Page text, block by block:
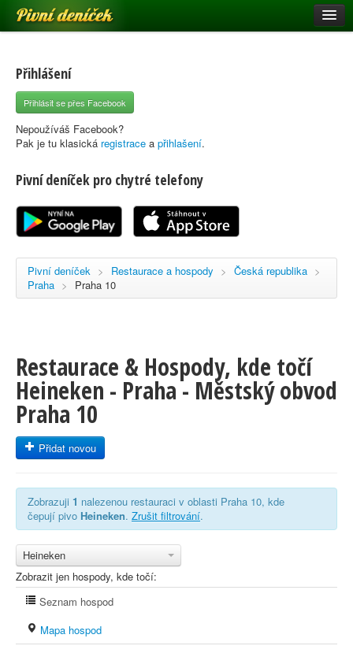
Pivní deníček
Pivní mapa
Pivní značky
Nápověda
Registrace
Přihlášení
Přihlásit se přes Facebook
Nepoužíváš Facebook?
Pak je tu klasická registrace a přihlašení.
Pivní deníček pro chytré telefony
Pivní deníček > Restaurace a hospody > Česká republika >
Praha > Praha 10
Restaurace & Hospody, kde točí
Heineken - Praha - Městský obvod
Praha 10
Přidat novou
Zobrazuji 1 nalezenou restauraci v oblasti Praha 10, kde
čepují pivo Heineken. Zrušit filtrování.
Heineken
Zobrazit jen hospody, kde točí:
Seznam hospod
Mapa hospod